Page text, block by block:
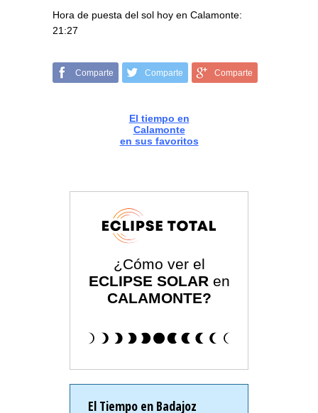
Hora de puesta del sol hoy en Calamonte:
21:27
Comparte Comparte Comparte
El tiempo en
Calamonte
en sus favoritos
¿Cómo ver el
ECLIPSE SOLAR en
CALAMONTE?
El Tiempo en Badajoz